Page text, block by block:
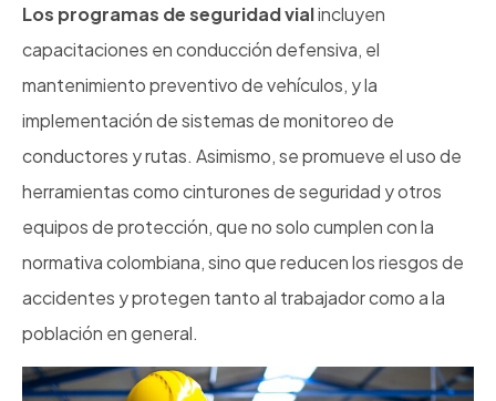
Los programas de seguridad vialincluyen
capacitaciones en conducción defensiva, el
mantenimiento preventivo de vehículos, y la
implementación de sistemas de monitoreo de
conductores y rutas. Asimismo, se promueve el uso de
herramientas como cinturones de seguridad y otros
equipos de protección, que no solo cumplen con la
normativa colombiana, sino que reducen los riesgos de
accidentes y protegen tanto al trabajador como a la
población en general.